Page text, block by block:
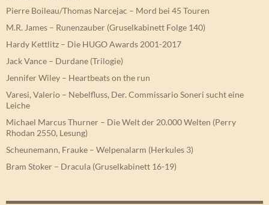
Pierre Boileau/Thomas Narcejac – Mord bei 45 Touren
M.R. James – Runenzauber (Gruselkabinett Folge 140)
Hardy Kettlitz – Die HUGO Awards 2001-2017
Jack Vance – Durdane (Trilogie)
Jennifer Wiley – Heartbeats on the run
Varesi, Valerio – Nebelfluss, Der. Commissario Soneri sucht eine
Leiche
Michael Marcus Thurner – Die Welt der 20.000 Welten (Perry
Rhodan 2550, Lesung)
Scheunemann, Frauke – Welpenalarm (Herkules 3)
Bram Stoker – Dracula (Gruselkabinett 16-19)